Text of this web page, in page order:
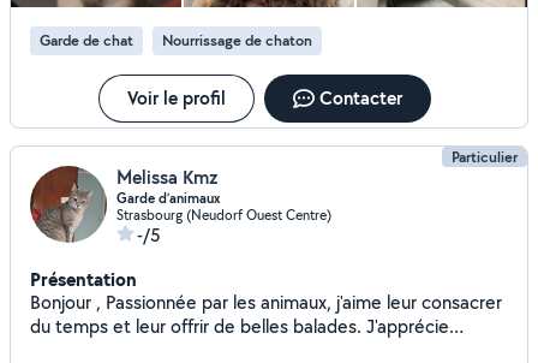
Garde de chat Nourrissage de chaton
Voir le profil Contacter
Particulier
Melissa Kmz
Garde d’animaux
Strasbourg (Neudorf Ouest Centre)
-/5
Présentation
Bonjour , Passionnée par les animaux, j'aime leur consacrer
du temps et leur offrir de belles balades. J'apprécie